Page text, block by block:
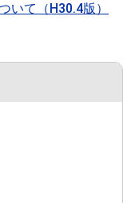
いて（H30.4版）